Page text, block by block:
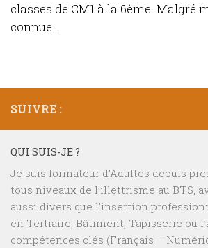
classes de CM1 à la 6ème. Malgré
connue...
SUIVRE :
QUI SUIS-JE ?
Je suis formateur d’Adultes depuis
tous niveaux de l’illettrisme au BTS,
aussi divers que l’insertion
en Tertiaire, Bâtiment, Tapisserie ou
compétences clés (Français –